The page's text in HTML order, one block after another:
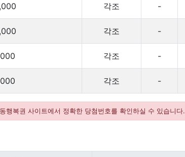
각조 -
각조 -
각조 -
각조 -
행복권 사이트에서 정확한 당첨번호를 확인하실 수 있습니다.